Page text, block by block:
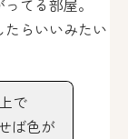
てる部屋。
らいいみたい
で
ば色が